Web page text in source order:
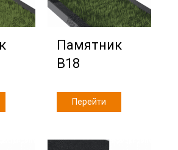
Памятник
В18
Перейти